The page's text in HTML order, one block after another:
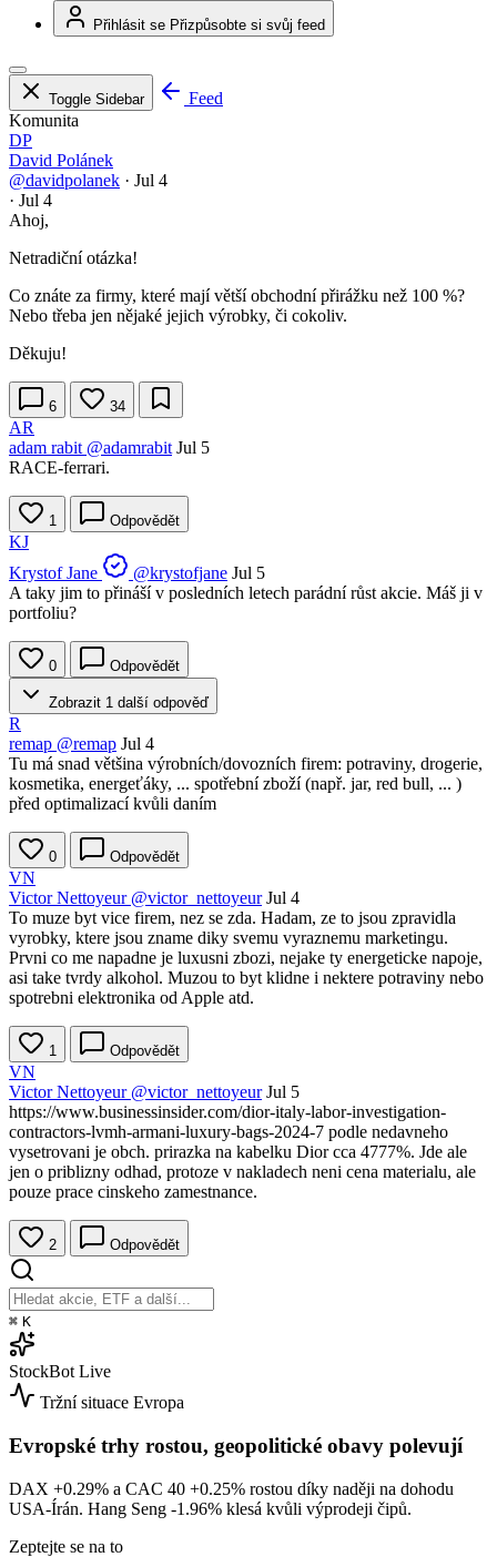
Přihlásit se Přizpůsobte si svůj feed
Toggle Sidebar
Feed
Komunita
DP
David Polánek
@davidpolanek · Jul 4
· Jul 4
Ahoj,
Netradiční otázka!
Co znáte za firmy, které mají větší obchodní přirážku než 100 %?
Nebo třeba jen nějaké jejich výrobky, či cokoliv.
Děkuju!
6 34
AR
adam rabit @adamrabit Jul 5
RACE-ferrari.
1 Odpovědět
KJ
Krystof Jane
@krystofjane Jul 5
A taky jim to přináší v posledních letech parádní růst akcie. Máš ji v
portfoliu?
0 Odpovědět
Zobrazit 1 další odpověď
R
remap @remap Jul 4
Tu má snad většina výrobních/dovozních firem: potraviny, drogerie,
kosmetika, energeťáky, ... spotřební zboží (např. jar, red bull, ... )
před optimalizací kvůli daním
0 Odpovědět
VN
Victor Nettoyeur @victor_nettoyeur Jul 4
To muze byt vice firem, nez se zda. Hadam, ze to jsou zpravidla
vyrobky, ktere jsou zname diky svemu vyraznemu marketingu.
Prvni co me napadne je luxusni zbozi, nejake ty energeticke napoje,
asi take tvrdy alkohol. Muzou to byt klidne i nektere potraviny nebo
spotrebni elektronika od Apple atd.
1 Odpovědět
VN
Victor Nettoyeur @victor_nettoyeur Jul 5
https://www.businessinsider.com/dior-italy-labor-investigation-
contractors-lvmh-armani-luxury-bags-2024-7 podle nedavneho
vysetrovani je obch. prirazka na kabelku Dior cca 4777%. Jde ale
jen o priblizny odhad, protoze v nakladech neni cena materialu, ale
pouze prace cinskeho zamestnance.
2 Odpovědět
⌘ K
StockBot Live
Tržní situace Evropa
Evropské trhy rostou, geopolitické obavy polevují
DAX +0.29% a CAC 40 +0.25% rostou díky naději na dohodu
USA-Írán. Hang Seng -1.96% klesá kvůli výprodeji čipů.
Zeptejte se na to